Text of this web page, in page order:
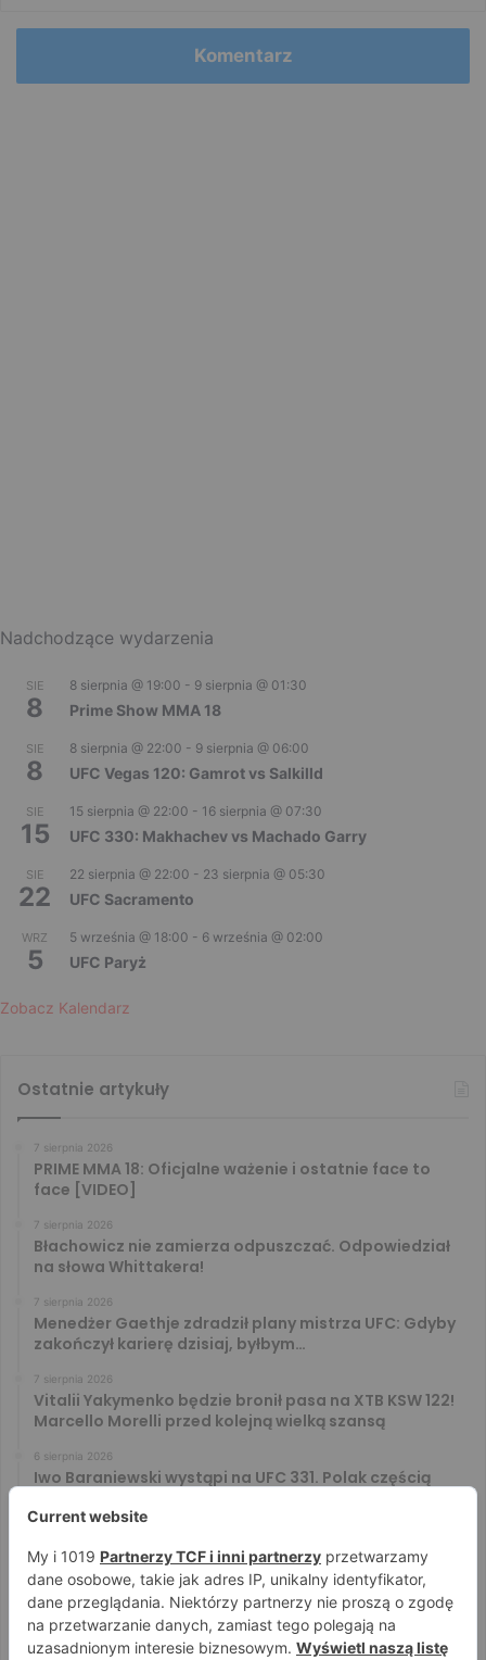
Komentarz
Nadchodzące wydarzenia
SIE
8
8 sierpnia @ 19:00 - 9 sierpnia @ 01:30
Prime Show MMA 18
SIE
8
8 sierpnia @ 22:00 - 9 sierpnia @ 06:00
UFC Vegas 120: Gamrot vs Salkilld
SIE
15
15 sierpnia @ 22:00 - 16 sierpnia @ 07:30
UFC 330: Makhachev vs Machado Garry
SIE
22
22 sierpnia @ 22:00 - 23 sierpnia @ 05:30
UFC Sacramento
WRZ
5
5 września @ 18:00 - 6 września @ 02:00
UFC Paryż
Zobacz Kalendarz
Ostatnie artykuły
7 sierpnia 2026
PRIME MMA 18: Oficjalne ważenie i ostatnie face to
face [VIDEO]
7 sierpnia 2026
Błachowicz nie zamierza odpuszczać. Odpowiedział
na słowa Whittakera!
7 sierpnia 2026
Menedżer Gaethje zdradził plany mistrza UFC: Gdyby
zakończył karierę dzisiaj, byłbym…
7 sierpnia 2026
Vitalii Yakymenko będzie bronił pasa na XTB KSW 122!
Marcello Morelli przed kolejną wielką szansą
6 sierpnia 2026
Iwo Baraniewski wystąpi na UFC 331. Polak częścią
Don Kasjo poznał rywala na FAME 32. Bartosz Szachta
przeciwnikiem Króla
6 sierpnia 2026
Niepokonany Włodarczyk zawalczy o ranking! Na XTB
KSW 122 zmierzy się z Paivą